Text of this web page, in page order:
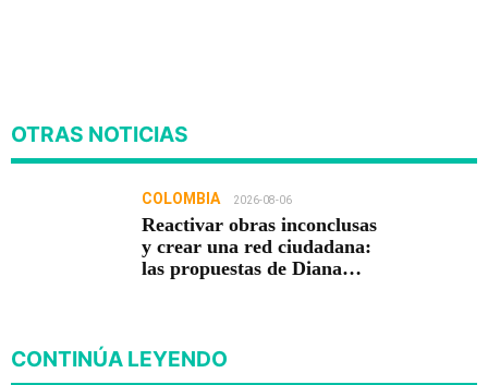
OTRAS NOTICIAS
COLOMBIA 2026-08-06
Reactivar obras inconclusas
y crear una red ciudadana:
las propuestas de Diana
CONTINÚA LEYENDO